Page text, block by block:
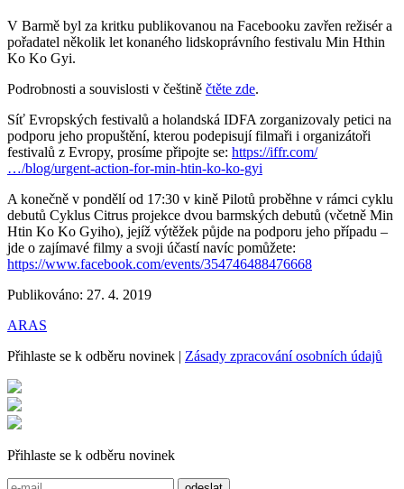
V Barmě byl za kritku publikovanou na Facebooku zavřen režisér a
pořadatel několik let konaného lidskoprávního festivalu Min Hthin
Ko Ko Gyi.
Podrobnosti a souvislosti v češtině čtěte zde.
Síť Evropských festivalů a holandská IDFA zorganizovaly petici na
podporu jeho propuštění, kterou podepisují filmaři i organizátoři
festivalů z Evropy, prosíme připojte se: https://iffr.com/
…/blog/urgent-action-for-min-htin-ko-ko-gyi
A konečně v pondělí od 17:30 v kině Pilotů proběhne v rámci cyklu
debutů Cyklus Citrus projekce dvou barmských debutů (včetně Min
Htin Ko Ko Gyiho), jejíž výtěžek půjde na podporu jeho případu –
jde o zajímavé filmy a svoji účastí navíc pomůžete:
https://www.facebook.com/events/354746488476668
Publikováno: 27. 4. 2019
ARAS
Přihlaste se k odběru novinek | Zásady zpracování osobních údajů
Přihlaste se k odběru novinek